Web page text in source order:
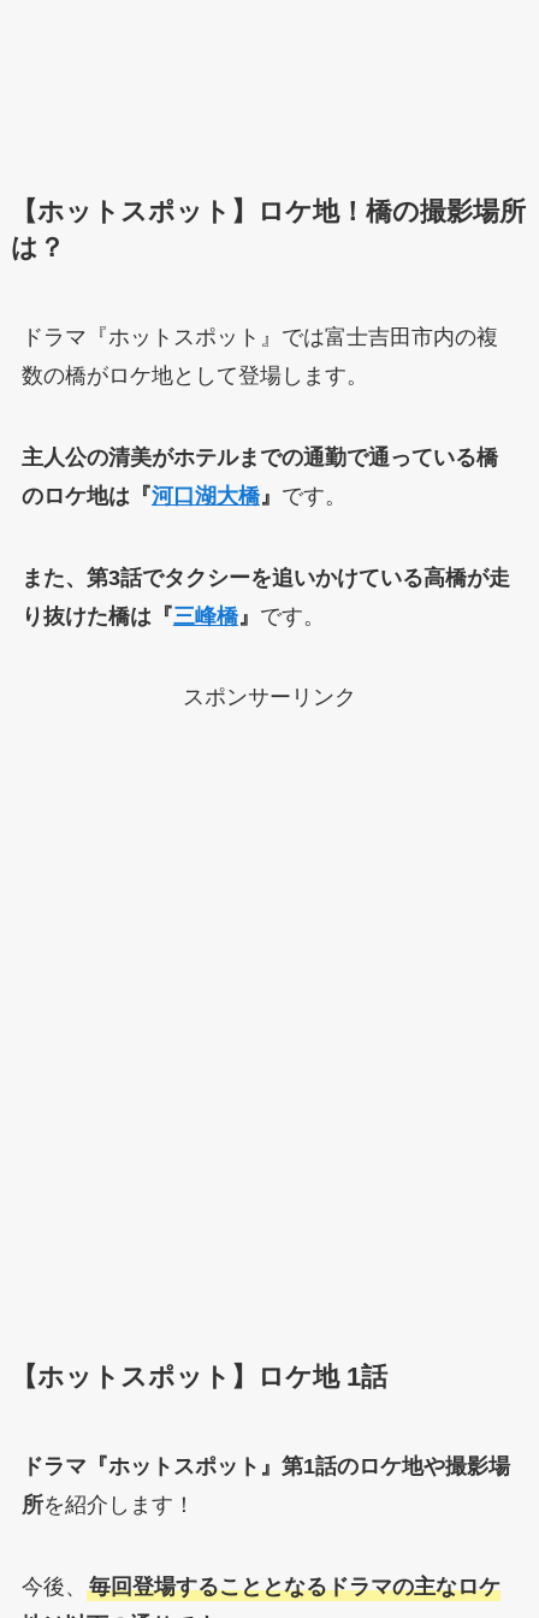
【ホットスポット】ロケ地！橋の撮影場所
は？
ドラマ『ホットスポット』では富士吉田市内の複
数の橋がロケ地として登場します。
主人公の清美がホテルまでの通勤で通っている橋
のロケ地は『河口湖大橋』 です。
また、第3話でタクシーを追いかけている高橋が走
り抜けた橋は『三峰橋』 です。
スポンサーリンク
【ホットスポット】ロケ地 1話
ドラマ『ホットスポット』第1話のロケ地や撮影場
所を紹介します！
今後、 毎回登場することとなるドラマの主なロケ